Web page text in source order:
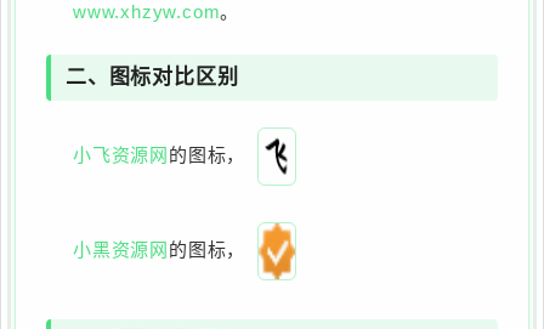
www.xhzyw.com。
二、图标对比区别
小飞资源网 的图标，
小黑资源网 的图标，